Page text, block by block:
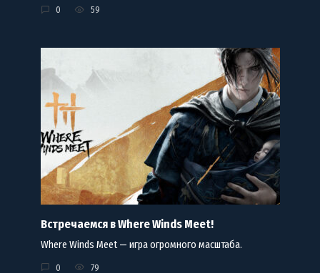
0 59
Встречаемся в Where Winds Meet!
Where Winds Meet — игра огромного масштаба.
0 79